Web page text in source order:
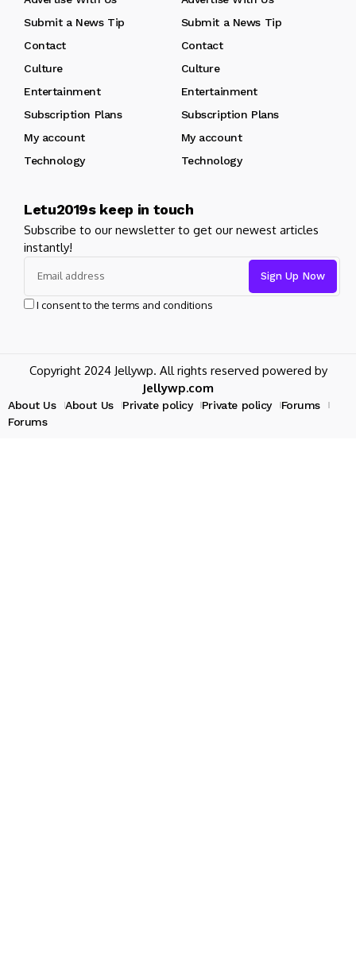
Submit a News Tip
Submit a News Tip
Contact
Contact
Culture
Culture
Entertainment
Entertainment
Subscription Plans
Subscription Plans
My account
My account
Technology
Technology
Letu2019s keep in touch
Subscribe to our newsletter to get our newest articles
instantly!
I consent to the terms and conditions
Copyright 2024 Jellywp. All rights reserved powered by
Jellywp.com
About Us About Us Private policy Private policy
Forums
Forums